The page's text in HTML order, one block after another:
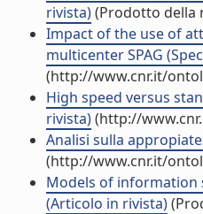
rivista)(Prodotto della
Impact of the use of
multicenter SPAG
(http://www.cnr.it/
High speed versus
rivista)(http://
Analisi sulla
(http://www.cnr.it/
Models of information
(Articolo in rivista)